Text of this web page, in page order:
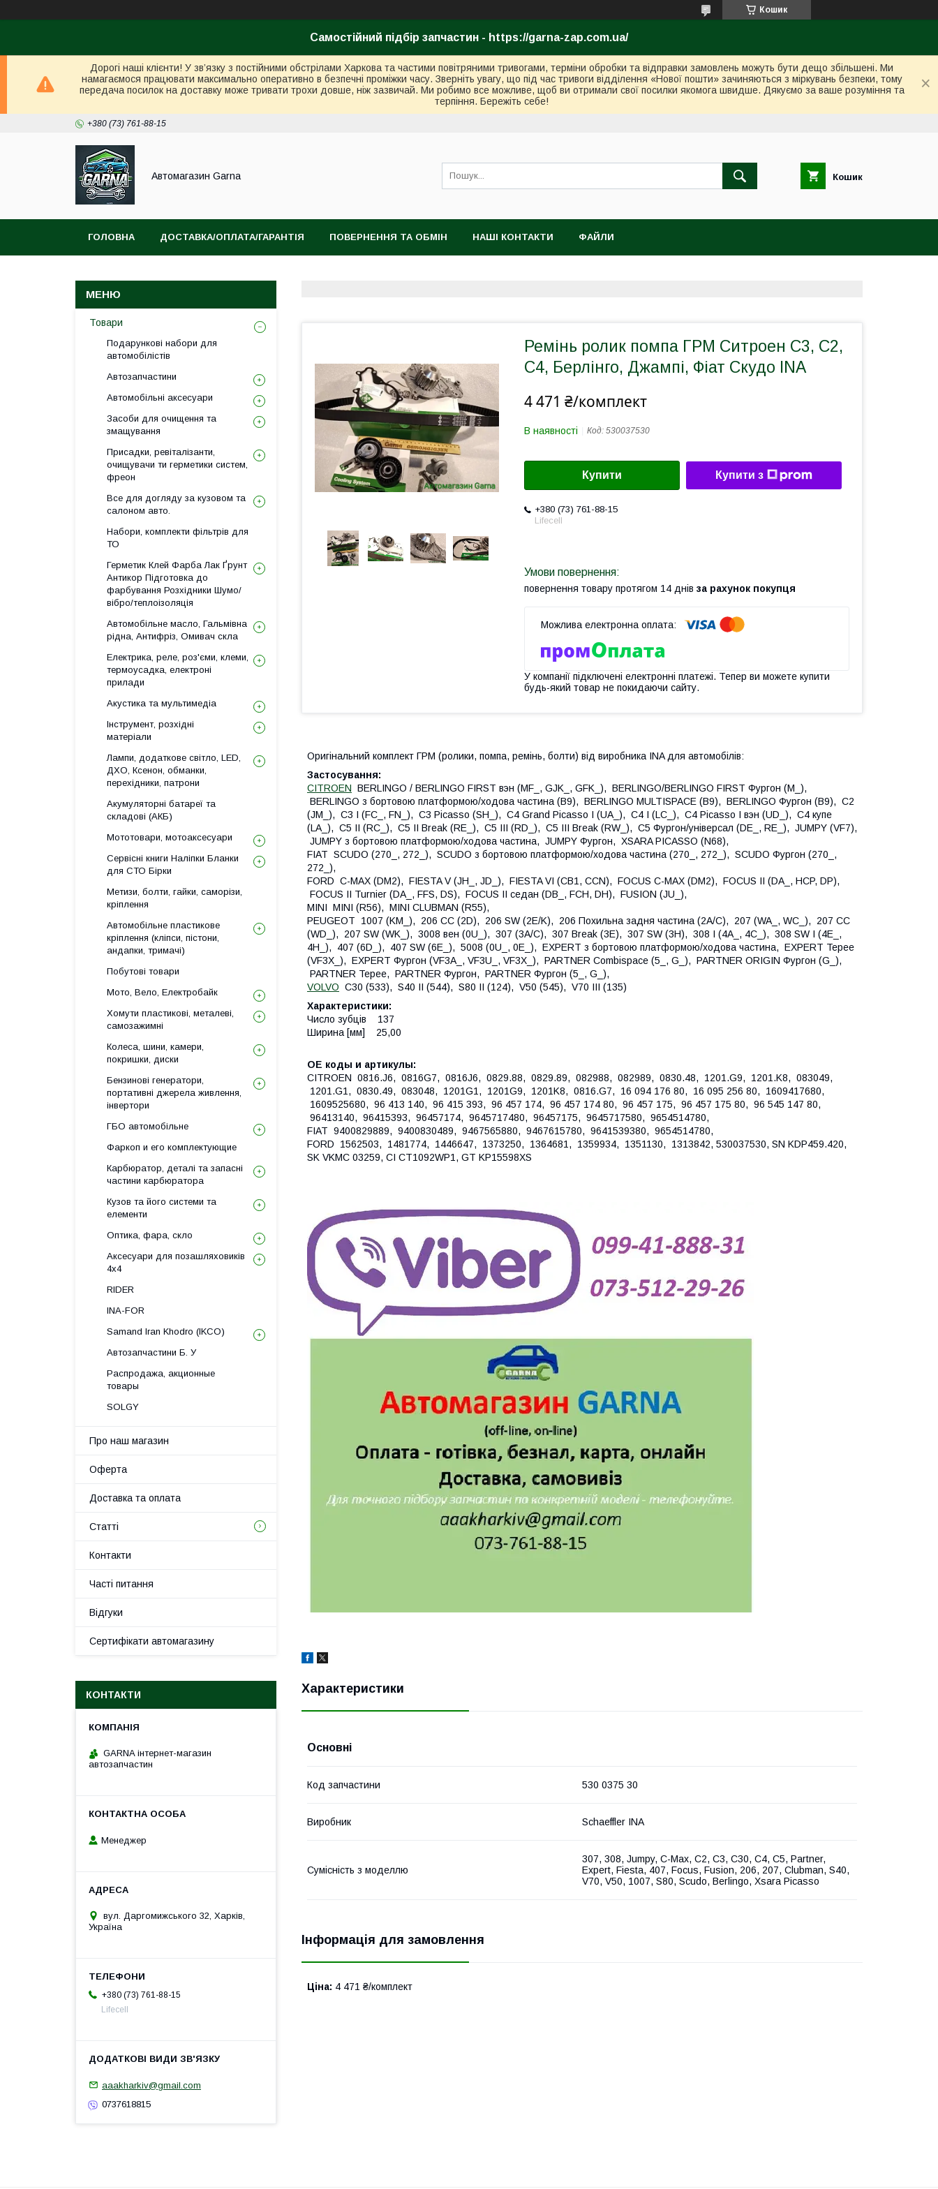
Кошик
Самостійний підбір запчастин - https://garna-zap.com.ua/
Дорогі наші клієнти! У зв’язку з постійними обстрілами Харкова та частими повітряними тривогами, терміни обробки та відправки замовлень можуть бути дещо збільшені. Ми
намагаємося працювати максимально оперативно в безпечні проміжки часу. Зверніть увагу, що під час тривоги відділення «Нової пошти» зачиняються з міркувань безпеки, тому
передача посилок на доставку може тривати трохи довше, ніж зазвичай. Ми робимо все можливе, щоб ви отримали свої посилки якомога швидше. Дякуємо за ваше розуміння та
терпіння. Бережіть себе!
+380 (73) 761-88-15
Автомагазин Garna Кошик
ГОЛОВНА ДОСТАВКА/ОПЛАТА/ГАРАНТІЯ ПОВЕРНЕННЯ ТА ОБМІН НАШІ КОНТАКТИ ФАЙЛИ
Ремінь ролик помпа ГРМ Ситроен С3, С2,
С4, Берлінго, Джампі, Фіат Скудо INA
4 471 ₴/комплект
В наявності Код: 530037530
Купити Купити з
+380 (73) 761-88-15
Lifecell
повернення товару протягом 14 днів за рахунок покупця
У компанії підключені електронні платежі. Тепер ви можете купити
будь-який товар не покидаючи сайту.
Оригінальний комплект ГРМ (ролики, помпа, ремінь, болти) від виробника INA для автомобілів:
Застосування:
CITROEN BERLINGO / BERLINGO FIRST вэн (MF_, GJK_, GFK_), BERLINGO/BERLINGO FIRST Фургон (M_),
BERLINGO з бортовою платформою/ходова частина (B9), BERLINGO MULTISPACE (B9), BERLINGO Фургон (B9), C2
(JM_), C3 I (FC_, FN_), C3 Picasso (SH_), C4 Grand Picasso I (UA_), C4 I (LC_), C4 Picasso I вэн (UD_), C4 купе
(LA_), C5 II (RC_), C5 II Break (RE_), C5 III (RD_), C5 III Break (RW_), C5 Фургон/універсал (DE_, RE_), JUMPY (VF7),
JUMPY з бортовою платформою/ходова частина, JUMPY Фургон, XSARA PICASSO (N68),
FIAT SCUDO (270_, 272_), SCUDO з бортовою платформою/ходова частина (270_, 272_), SCUDO Фургон (270_,
272_),
FORD C-MAX (DM2), FIESTA V (JH_, JD_), FIESTA VI (CB1, CCN), FOCUS C-MAX (DM2), FOCUS II (DA_, HCP, DP),
FOCUS II Turnier (DA_, FFS, DS), FOCUS II седан (DB_, FCH, DH), FUSION (JU_),
MINI MINI (R56), MINI CLUBMAN (R55),
PEUGEOT 1007 (KM_), 206 CC (2D), 206 SW (2E/K), 206 Похильна задня частина (2A/C), 207 (WA_, WC_), 207 CC
(WD_), 207 SW (WK_), 3008 вен (0U_), 307 (3A/C), 307 Break (3E), 307 SW (3H), 308 I (4A_, 4C_), 308 SW I (4E_,
4H_), 407 (6D_), 407 SW (6E_), 5008 (0U_, 0E_), EXPERT з бортовою платформою/ходова частина, EXPERT Tepee
(VF3X_), EXPERT Фургон (VF3A_, VF3U_, VF3X_), PARTNER Combispace (5_, G_), PARTNER ORIGIN Фургон (G_),
PARTNER Tepee, PARTNER Фургон, PARTNER Фургон (5_, G_),
VOLVO C30 (533), S40 II (544), S80 II (124), V50 (545), V70 III (135)
Характеристики:
Число зубців 137
Ширина [мм] 25,00
OE коды и артикулы:
CITROEN 0816.J6, 0816G7, 0816J6, 0829.88, 0829.89, 082988, 082989, 0830.48, 1201.G9, 1201.K8, 083049,
1201.G1, 0830.49, 083048, 1201G1, 1201G9, 1201K8, 0816.G7, 16 094 176 80, 16 095 256 80, 1609417680,
1609525680, 96 413 140, 96 415 393, 96 457 174, 96 457 174 80, 96 457 175, 96 457 175 80, 96 545 147 80,
96413140, 96415393, 96457174, 9645717480, 96457175, 9645717580, 9654514780,
FIAT 9400829889, 9400830489, 9467565880, 9467615780, 9641539380, 9654514780,
FORD 1562503, 1481774, 1446647, 1373250, 1364681, 1359934, 1351130, 1313842, 530037530, SN KDP459.420,
SK VKMC 03259, CI CT1092WP1, GT KP15598XS
Характеристики
Основні
Код запчастини 530 0375 30
Виробник Schaeffler INA
Сумісність з моделлю
307, 308, Jumpy, C-Max, C2, C3, C30, C4, C5, Partner,
Expert, Fiesta, 407, Focus, Fusion, 206, 207, Clubman, S40,
V70, V50, 1007, S80, Scudo, Berlingo, Xsara Picasso
Інформація для замовлення
Ціна: 4 471 ₴/комплект
Товари
Подарункові набори для
автомобілістів
Автозапчастини
Автомобільні аксесуари
Засоби для очищення та
змащування
Присадки, ревіталізанти,
очищувачи ти герметики систем,
фреон
Все для догляду за кузовом та
салоном авто.
Набори, комплекти фільтрів для
ТО
Герметик Клей Фарба Лак Ґрунт
Антикор Підготовка до
фарбування Розхідники Шумо/
вібро/теплоізоляція
Автомобільне масло, Гальмівна
рідна, Антифріз, Омивач скла
Електрика, реле, роз'єми, клеми,
термоусадка, електроні
прилади
Акустика та мультимедіа
Інструмент, розхідні
матеріали
Лампи, додаткове світло, LED,
ДХО, Ксенон, обманки,
перехідники, патрони
Акумуляторні батареї та
складові (АКБ)
Мототовари, мотоаксесуари
Сервісні книги Наліпки Бланки
для СТО Бірки
Метизи, болти, гайки, саморізи,
кріплення
Автомобільне пластикове
кріплення (кліпси, пістони,
андапки, тримачі)
Побутові товари
Мото, Вело, Електробайк
Хомути пластикові, металеві,
самозажимні
Колеса, шини, камери,
покришки, диски
Бензинові генератори,
портативні джерела живлення,
інвертори
ГБО автомобільне
Фаркоп и его комплектующие
Карбюратор, деталі та запасні
частини карбюратора
Кузов та його системи та
елементи
Оптика, фара, скло
Аксесуари для позашляховиків
4х4
RIDER
INA-FOR
Samand Iran Khodro (IKCO)
Автозапчастини Б. У
Распродажа, акционные
товары
SOLGY
Про наш магазин
Оферта
Доставка та оплата
Статті
Контакти
Часті питання
Відгуки
Сертифікати автомагазину
КОНТАКТИ
GARNA інтернет-магазин
автозапчастин
Менеджер
вул. Даргомижського 32, Харків,
Україна
+380 (73) 761-88-15
Lifecell
aaakharkiv@gmail.com
0737618815